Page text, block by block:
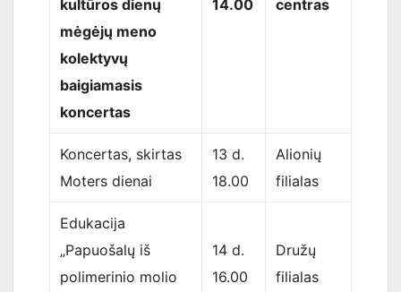
kultūros dienų
mėgėjų meno
kolektyvų
baigiamasis
koncertas
14.00
centras
Koncertas, skirtas
Moters dienai
13 d.
18.00
Alionių
filialas
Edukacija
„Papuošalų iš
polimerinio molio
14 d.
16.00
Družų
filialas